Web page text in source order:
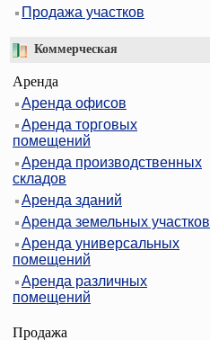
Продажа участков
Коммерческая
Аренда
Аренда офисов
Аренда торговых
помещений
Аренда производственных
складов
Аренда зданий
Аренда земельных участков
Аренда универсальных
помещений
Аренда различных
помещений
Продажа